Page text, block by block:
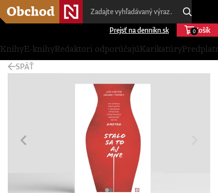
Prejsť na dennikn.sk Košík
0
KnihyE-knihyRedaktori odporúčajúKarikatúry
SPÄŤ